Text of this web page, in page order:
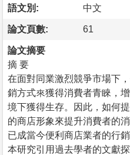
語文別: 中文
論文頁數: 61
論文摘要
摘 要
在面對同業激烈競爭市場下
銷方式來獲得消費者青睞，
境下獲得生存。因此，如何
的商店形象來提升消費者的
已成當今便利商店業者的行
本研究引用過去學者的文獻